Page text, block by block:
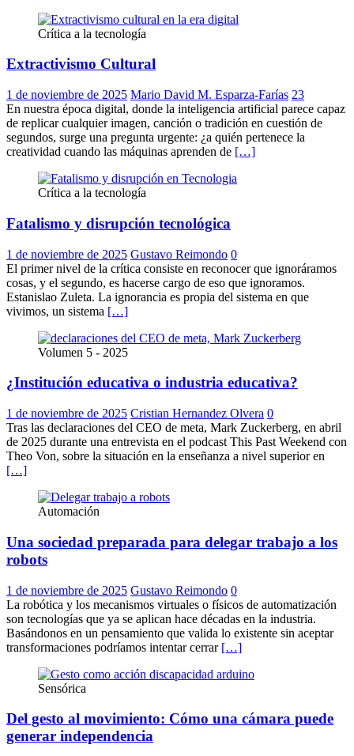
Crítica a la tecnología
Extractivismo Cultural
1 de noviembre de 2025 Mario David M. Esparza-Farías 23
En nuestra época digital, donde la inteligencia artificial parece capaz
de replicar cualquier imagen, canción o tradición en cuestión de
segundos, surge una pregunta urgente: ¿a quién pertenece la
creatividad cuando las máquinas aprenden de […]
Crítica a la tecnología
Fatalismo y disrupción tecnológica
1 de noviembre de 2025 Gustavo Reimondo 0
El primer nivel de la crítica consiste en reconocer que ignoráramos
cosas, y el segundo, es hacerse cargo de eso que ignoramos.
Estanislao Zuleta. La ignorancia es propia del sistema en que
vivimos, un sistema […]
Volumen 5 - 2025
¿Institución educativa o industria educativa?
1 de noviembre de 2025 Cristian Hernandez Olvera 0
Tras las declaraciones del CEO de meta, Mark Zuckerberg, en abril
de 2025 durante una entrevista en el podcast This Past Weekend con
Theo Von, sobre la situación en la enseñanza a nivel superior en
[…]
Automación
Una sociedad preparada para delegar trabajo a los
robots
1 de noviembre de 2025 Gustavo Reimondo 0
La robótica y los mecanismos virtuales o físicos de automatización
son tecnologías que ya se aplican hace décadas en la industria.
Basándonos en un pensamiento que valida lo existente sin aceptar
transformaciones podríamos intentar cerrar […]
Sensórica
Del gesto al movimiento: Cómo una cámara puede
generar independencia